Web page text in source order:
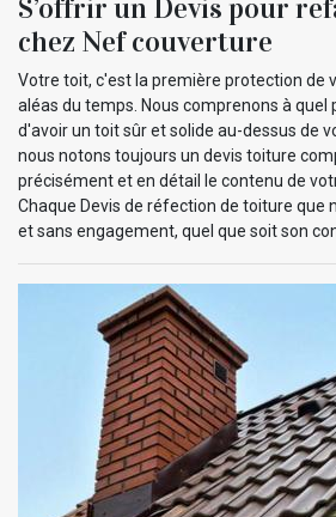
S’offrir un Devis pour
chez Nef couverture
Votre toit, c'est la première protection de
aléas du temps. Nous comprenons à quel
d'avoir un toit sûr et solide au-dessus de
nous notons toujours un devis toiture
précisément et en détail le contenu de
Chaque Devis de réfection de toiture que
et sans engagement, quel que soit son